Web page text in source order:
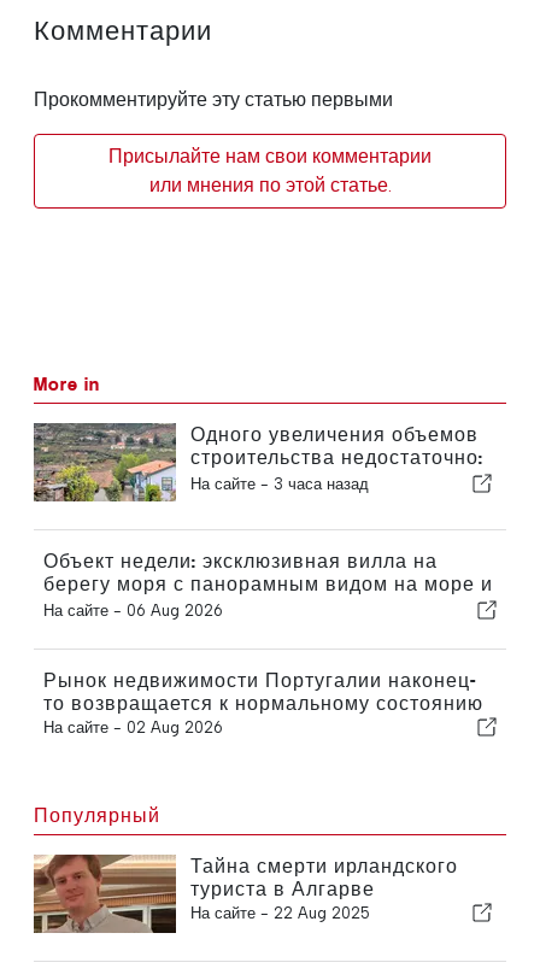
Комментарии
Прокомментируйте эту статью первыми
Присылайте нам свои комментарии
или мнения по этой статье.
More in
Одного увеличения объемов
строительства недостаточно:
Португалии необходимо
фонд
На сайте - 3 часа назад
Объект недели: эксклюзивная вилла на
берегу моря с панорамным видом на море и
горы Аррабида
На сайте - 06 Aug 2026
Рынок недвижимости Португалии наконец-
то возвращается к нормальному состоянию
На сайте - 02 Aug 2026
Популярный
Тайна смерти ирландского
туриста в Алгарве
На сайте - 22 Aug 2025